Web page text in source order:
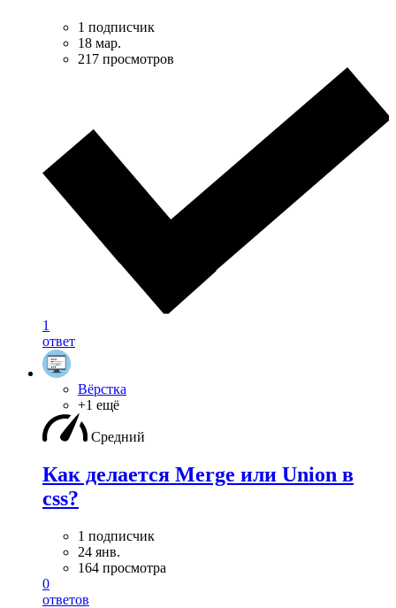
1 подписчик
18 мар.
217 просмотров
1
ответ
Вёрстка
+1 ещё
Средний
Как делается Merge или Union в
css?
1 подписчик
24 янв.
164 просмотра
0
ответов